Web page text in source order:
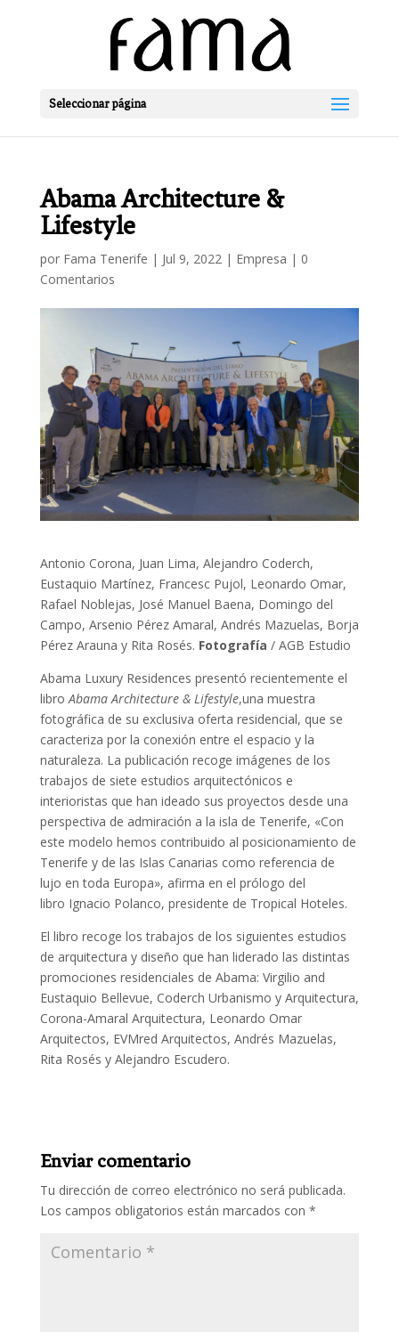
Seleccionar página
Abama Architecture &
Lifestyle
por Fama Tenerife | Jul 9, 2022| Empresa | 0
Comentarios
Antonio Corona, Juan Lima, Alejandro Coderch,
Eustaquio Martínez, Francesc Pujol, Leonardo Omar,
Rafael Noblejas, José Manuel Baena, Domingo del
Campo, Arsenio Pérez Amaral, Andrés Mazuelas, Borja
Pérez Arauna y Rita Rosés. Fotografía / AGB Estudio
Abama Luxury Residences presentó recientemente el
libro Abama Architecture & Lifestyle,una muestra
fotográfica de su exclusiva oferta residencial, que se
caracteriza por la conexión entre el espacio y la
naturaleza. La publicación recoge imágenes de los
trabajos de siete estudios arquitectónicos e
interioristas que han ideado sus proyectos desde una
perspectiva de admiración a la isla de Tenerife, «Con
este modelo hemos contribuido al posicionamiento de
Tenerife y de las Islas Canarias como referencia de
lujo en toda Europa», afirma en el prólogo del
libro Ignacio Polanco, presidente de Tropical Hoteles.
El libro recoge los trabajos de los siguientes estudios
de arquitectura y diseño que han liderado las distintas
promociones residenciales de Abama: Virgilio and
Eustaquio Bellevue, Coderch Urbanismo y Arquitectura,
Corona-Amaral Arquitectura, Leonardo Omar
Arquitectos, EVMred Arquitectos, Andrés Mazuelas,
Rita Rosés y Alejandro Escudero.
Enviar comentario
Tu dirección de correo electrónico no será publicada.
Los campos obligatorios están marcados con *